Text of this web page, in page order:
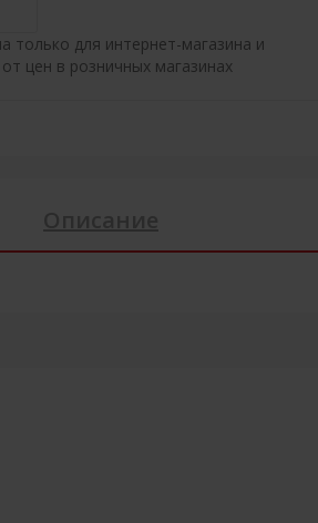
только для интернет-магазина и
цен в розничных магазинах